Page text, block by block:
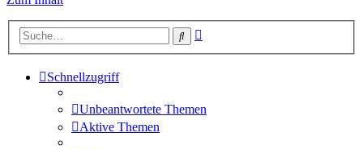
Suche
Schnellzugriff
Unbeantwortete Themen
Aktive Themen